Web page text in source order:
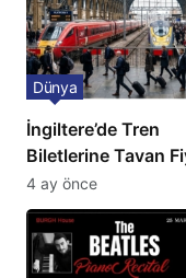
İngiltere’de Tren
Biletlerine Tavan
Ulaşımda Yeni
Düzenleme
Dünya
4 ay önce